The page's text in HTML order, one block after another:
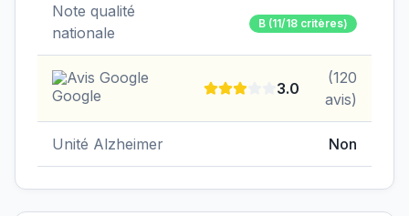
Note qualité
nationale
B (11/18 critères)
Avis Google
3.0
(120
avis)
Unité Alzheimer Non